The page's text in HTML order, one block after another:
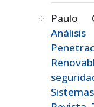
Paulo